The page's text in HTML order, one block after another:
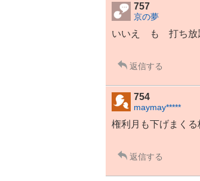
757
京の夢
いいえ も 打ち放
返信する
754
maymay*****
権利月も下げまくる
返信する